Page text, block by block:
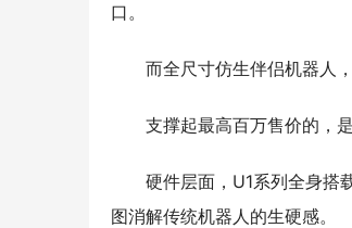
口。
而全尺寸仿生伴侣机器人
支撑起最高百万售价的，
硬件层面，U1系列全身搭
图消解传统机器人的生硬感。